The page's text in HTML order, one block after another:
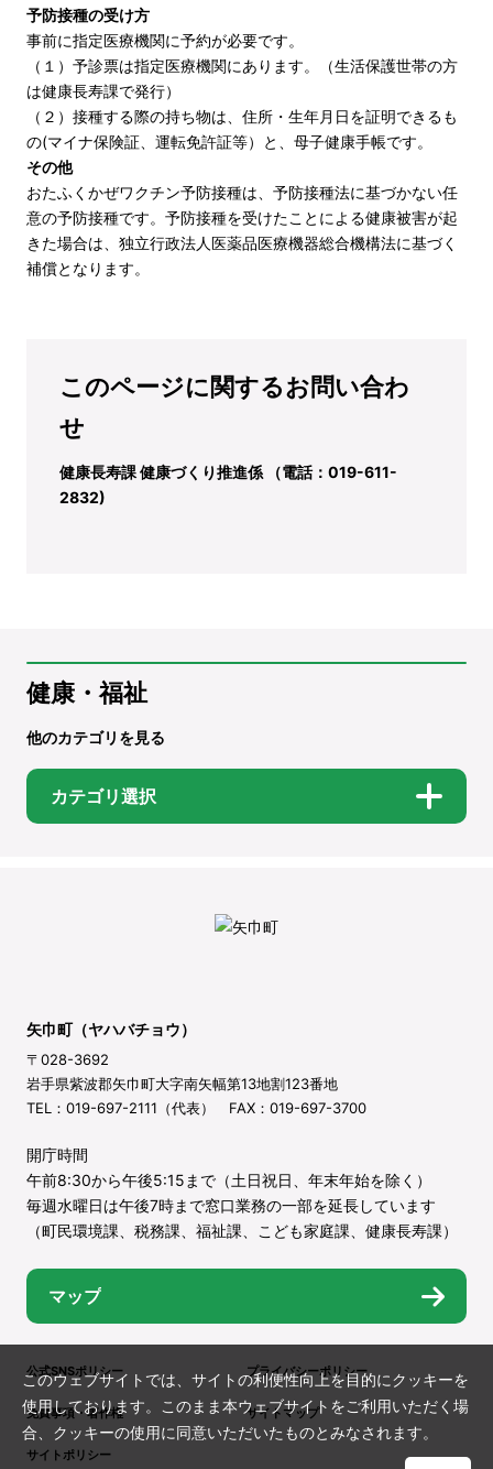
予防接種の受け方
事前に指定医療機関に予約が必要です。
（１）予診票は指定医療機関にあります。（生活保護世帯の方
は健康長寿課で発行）
（２）接種する際の持ち物は、住所・生年月日を証明できるも
の(マイナ保険証、運転免許証等）と、母子健康手帳です。
その他
おたふくかぜワクチン予防接種は、予防接種法に基づかない任
意の予防接種です。予防接種を受けたことによる健康被害が起
きた場合は、独立行政法人医薬品医療機器総合機構法に基づく
補償となります。
このページに関するお問い合わ
せ
健康長寿課 健康づくり推進係 （電話：019-611-
2832)
健康・福祉
他のカテゴリを見る
カテゴリ選択
矢巾町（ヤハバチョウ）
〒028-3692
岩手県紫波郡矢巾町大字南矢幅第13地割123番地
TEL：019-697-2111（代表） FAX：019-697-3700
開庁時間
午前8:30から午後5:15まで（土日祝日、年末年始を除く）
毎週水曜日は午後7時まで窓口業務の一部を延長しています
（町民環境課、税務課、福祉課、こども家庭課、健康長寿課）
マップ
公式SNSポリシー プライバシーポリシー
免責事項・著作権 サイトマップ
サイトポリシー
このウェブサイトでは、サイトの利便性向上を目的にクッキーを
使用しております。このまま本ウェブサイトをご利用いただく場
合、クッキーの使用に同意いただいたものとみなされます。